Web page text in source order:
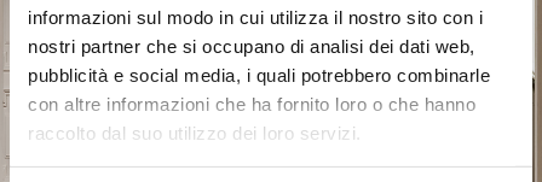
informazioni sul modo in cui utilizza il nostro sito con i
nostri partner che si occupano di analisi dei dati web,
pubblicità e social media, i quali potrebbero combinarle
con altre informazioni che ha fornito loro o che hanno
raccolto dal suo utilizzo dei loro servizi.